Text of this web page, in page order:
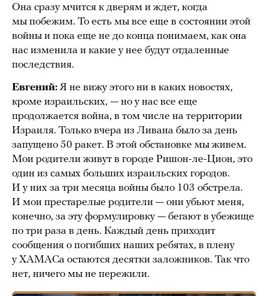
Она сразу мчится к дверям и ждет, когда
мы побежим. То есть мы все еще в состоянии этой
войны и пока еще не до конца понимаем, как она
нас изменила и какие у нее будут отдаленные
последствия.
Евгений: Я не вижу этого ни в каких новостях,
кроме израильских, — но у нас все еще
продолжается война, в том числе на территории
Израиля. Только вчера из Ливана было за день
запущено 50 ракет. В этой обстановке мы живем.
Мои родители живут в городе Ришон-ле-Цион, это
один из самых больших израильских городов.
И у них за три месяца войны было 103 обстрела.
И мои престарелые родители — они убьют меня,
конечно, за эту формулировку — бегают в убежище
по три раза в день. Каждый день приходит
сообщения о погибших наших ребятах, в плену
у ХАМАСа остаются десятки заложников. Так что
нет, ничего мы не пережили.